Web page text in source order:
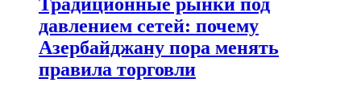
давлением сетей: почему
Азербайджану пора менять
правила торговли